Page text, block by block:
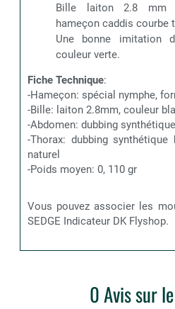
Bille laiton 2.8 mm
hameçon caddis courbe
Une bonne imitation
couleur verte.
Fiche Technique:
-Hameçon: spécial nymphe,
-Bille: laiton 2.8mm, couleur
-Abdomen: dubbing
-Thorax: dubbing
naturel
-Poids moyen: 0, 110 gr
Vous pouvez associer les
SEDGE Indicateur DK Flyshop.
0 Avis sur